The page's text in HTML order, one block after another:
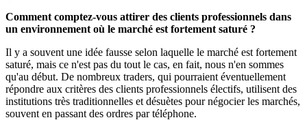
Comment comptez-vous attirer des clients professionnels dans
un environnement où le marché est fortement saturé ?
Il y a souvent une idée fausse selon laquelle le marché est fortement
saturé, mais ce n'est pas du tout le cas, en fait, nous n'en sommes
qu'au début. De nombreux traders, qui pourraient éventuellement
répondre aux critères des clients professionnels électifs, utilisent des
institutions très traditionnelles et désuètes pour négocier les marchés,
souvent en passant des ordres par téléphone.